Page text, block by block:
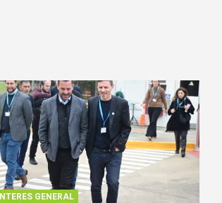
INTERES GENERAL